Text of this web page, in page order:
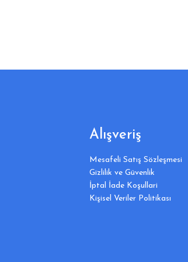
Alışveriş
Mesafeli Satış Sözleşmesi
Gizlilik ve Güvenlik
İptal İade Koşullari
Kişisel Veriler Politikası